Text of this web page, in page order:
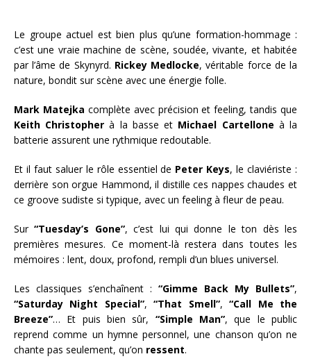
Le groupe actuel est bien plus qu’une formation-hommage :
c’est une vraie machine de scène, soudée, vivante, et habitée
par l’âme de Skynyrd. Rickey Medlocke, véritable force de la
nature, bondit sur scène avec une énergie folle.
Mark Matejka complète avec précision et feeling, tandis que
Keith Christopher à la basse et Michael Cartellone à la
batterie assurent une rythmique redoutable.
Et il faut saluer le rôle essentiel de Peter Keys, le claviériste :
derrière son orgue Hammond, il distille ces nappes chaudes et
ce groove sudiste si typique, avec un feeling à fleur de peau.
Sur“Tuesday’s Gone”, c’est lui qui donne le ton dès les
premières mesures. Ce moment-là restera dans toutes les
mémoires : lent, doux, profond, rempli d’un blues universel.
Les classiques s’enchaînent : “Gimme Back My Bullets”,
“Saturday Night Special”,“That Smell”,“Call Me the
Breeze”… Et puis bien sûr, “Simple Man”, que le public
reprend comme un hymne personnel, une chanson qu’on ne
chante pas seulement, qu’on ressent.